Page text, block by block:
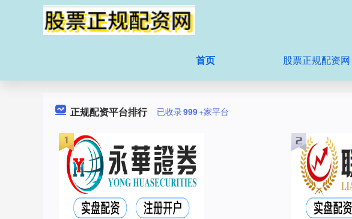
首页 股票正规配资网
正规配资平台排行 已收录999+家平台